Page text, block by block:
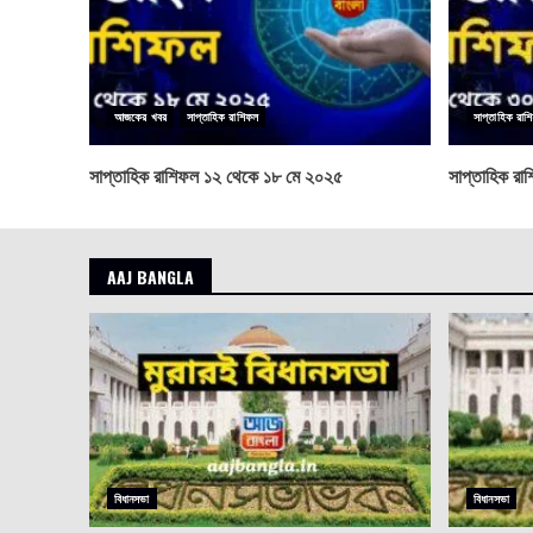
আজকের খবর সাপ্তাহিক রাশিফল
সাপ্তাহিক রাশিফল ১২ থেকে ১৮ মে ২০২৫
সাপ্তাহিক
সাপ্তাহিক
AAJ BANGLA
বিধানসভা বিধানসভা